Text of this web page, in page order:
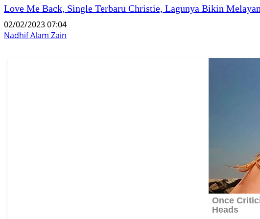
Love Me Back, Single Terbaru Christie, Lagunya Bikin
02/02/2023 07:04
Nadhif Alam Zain